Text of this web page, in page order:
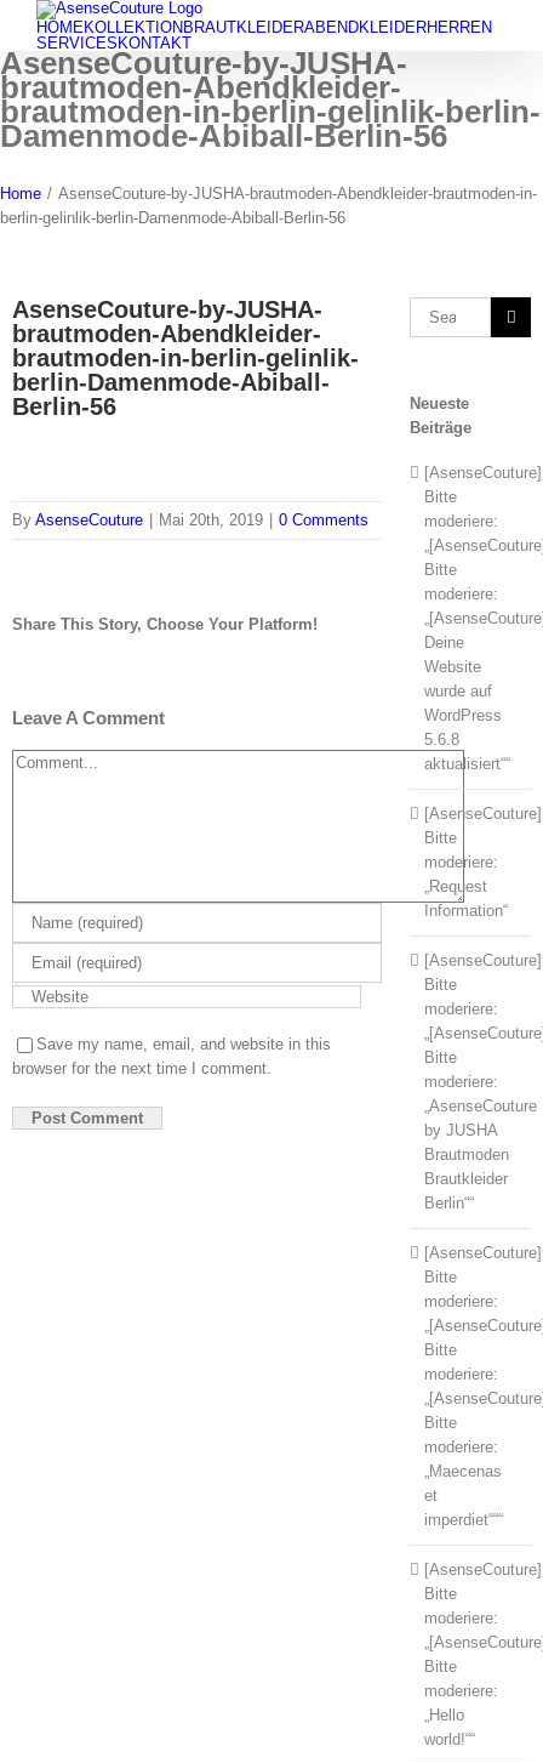
content
HOMEKOLLEKTION BRAUTKLEIDERABENDKLEIDERHERREN
SERVICES KONTAKT
AsenseCouture-by-JUSHA-
brautmoden-Abendkleider-
brautmoden-in-berlin-gelinlik-berlin-
Damenmode-Abiball-Berlin-56
Home / AsenseCouture-by-JUSHA-brautmoden-Abendkleider-brautmoden-in-
berlin-gelinlik-berlin-Damenmode-Abiball-Berlin-56
AsenseCouture-by-JUSHA-
brautmoden-Abendkleider-
brautmoden-in-berlin-gelinlik-
berlin-Damenmode-Abiball-
Berlin-56
By AsenseCouture Mai 20th, 2019 0 Comments
Share This Story, Choose Your Platform!
Leave A Comment
Comment
Save my name, email, and website in this
browser for the next time I comment.
Search
for:
Neueste
Beiträge
[AsenseCouture]
Bitte
moderiere:
Bitte
moderiere:
Deine
Website
wurde auf
WordPress
5.6.8
aktualisiert““
[AsenseCouture]
Bitte
moderiere:
„Request
Information“
[AsenseCouture]
Bitte
moderiere:
Bitte
moderiere:
„AsenseCouture
by JUSHA
Brautmoden
Brautkleider
Berlin““
[AsenseCouture]
Bitte
moderiere:
Bitte
moderiere:
Bitte
moderiere:
„Maecenas
et
imperdiet“““
[AsenseCouture]
Bitte
moderiere:
Bitte
moderiere:
„Hello
world!““